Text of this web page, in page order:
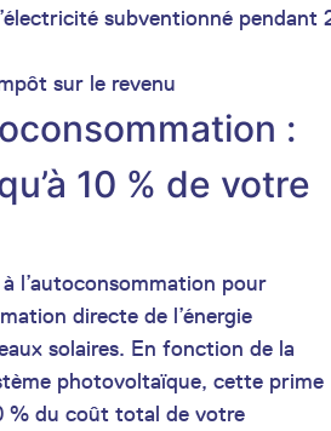
subventionné pendant
sur le revenu
:
10 % de votre
l’autoconsommation pour
directe de l’énergie
solaires. En fonction de la
photovoltaïque, cette prime
% du coût total de votre